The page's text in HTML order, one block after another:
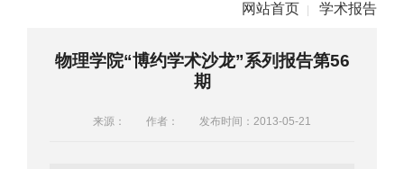
网站首页 学术报告
物理学院“博约学术沙龙”系列报告第56
期
来源： 作者： 发布时间：2013-05-21